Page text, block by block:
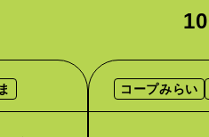
コープみらい